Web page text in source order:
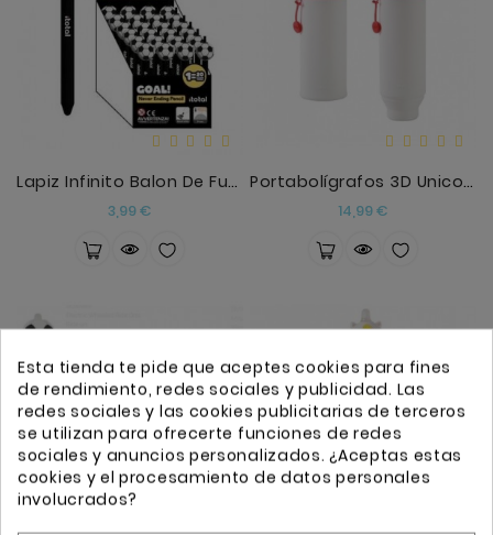
Lapiz Infinito Balon De Futbol
3,99 €
Portabolígrafos 3D Unicorn
14,99 €
Esta tienda te pide que aceptes cookies para fines
de rendimiento, redes sociales y publicidad. Las
redes sociales y las cookies publicitarias de terceros
se utilizan para ofrecerte funciones de redes
sociales y anuncios personalizados. ¿Aceptas estas
cookies y el procesamiento de datos personales
involucrados?